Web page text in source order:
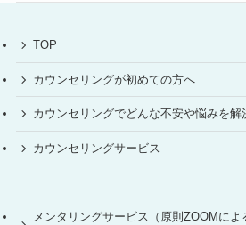
TOP
カウンセリングが初めての方へ
カウンセリングでどんな不安や悩みを解
カウンセリングサービス
メンタリングサービス（原則ZOOMによ